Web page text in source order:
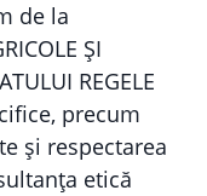
de la
ȘI
REGELE
precum
și respectarea
etică